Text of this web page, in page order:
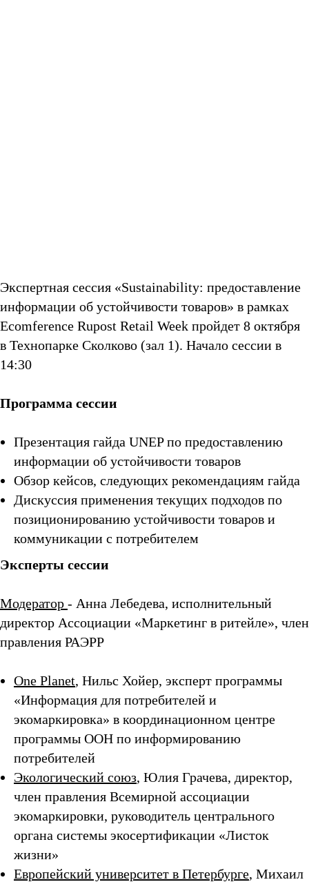
Экспертная сессия «Sustainability: предоставление
информации об устойчивости товаров» в рамках
Ecomference Rupost Retail Week пройдет 8 октября
в Технопарке Сколково (зал 1). Начало сессии в
14:30
Программа сессии
Презентация гайда UNEP по предоставлению
информации об устойчивости товаров
Обзор кейсов, следующих рекомендациям гайда
Дискуссия применения текущих подходов по
позиционированию устойчивости товаров и
коммуникации с потребителем
Эксперты сессии
Модератор - Анна Лебедева, исполнительный
директор Ассоциации «Маркетинг в ритейле», член
правления РАЭРР
One Planet, Нильс Хойер, эксперт программы
«Информация для потребителей и
экомаркировка» в координационном центре
программы ООН по информированию
потребителей
Экологический союз, Юлия Грачева, директор,
член правления Всемирной ассоциации
экомаркировки, руководитель центрального
органа системы экосертификации «Листок
жизни»
Европейский университет в Петербурге, Михаил